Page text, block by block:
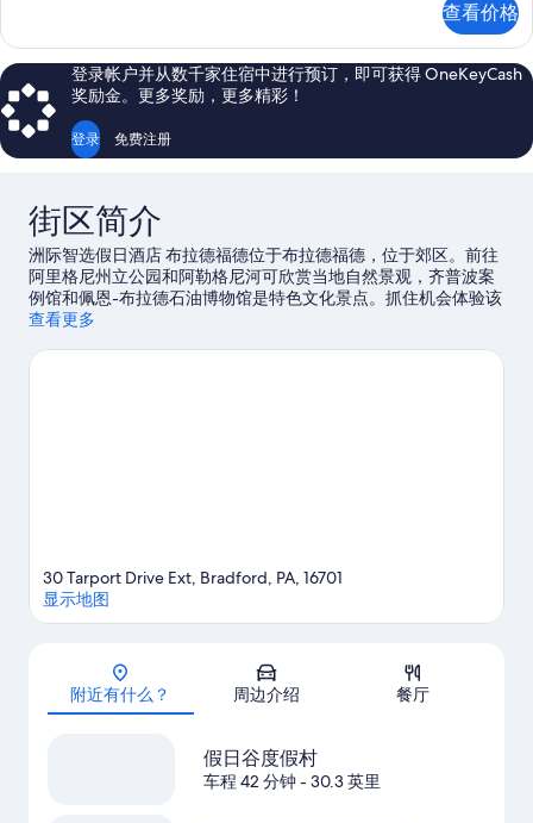
的
所
有
照
片
障
碍
(Hearing)
更
多
信
查看价格
登录帐户并从数千家住宿中进行预订，即可获得 OneKeyCash
奖励金。更多奖励，更多精彩！
登录 免费注册
街区简介
洲际智选假日酒店 布拉德福德位于布拉德福德，位于郊区。前往
阿里格尼州立公园和阿勒格尼河可欣赏当地自然景观，齐普波案
例馆和佩恩-布拉德石油博物馆是特色文化景点。抓住机会体验该
地区的刺激户外活动，如徒步/骑行还有其他活动，如高山滑雪。
查看更多
地图
30 Tarport Drive Ext, Bradford, PA, 16701
显示地图
附近有什么？ 周边介绍 餐厅
假日谷度假村
车程 42 分钟- 30.3 英里